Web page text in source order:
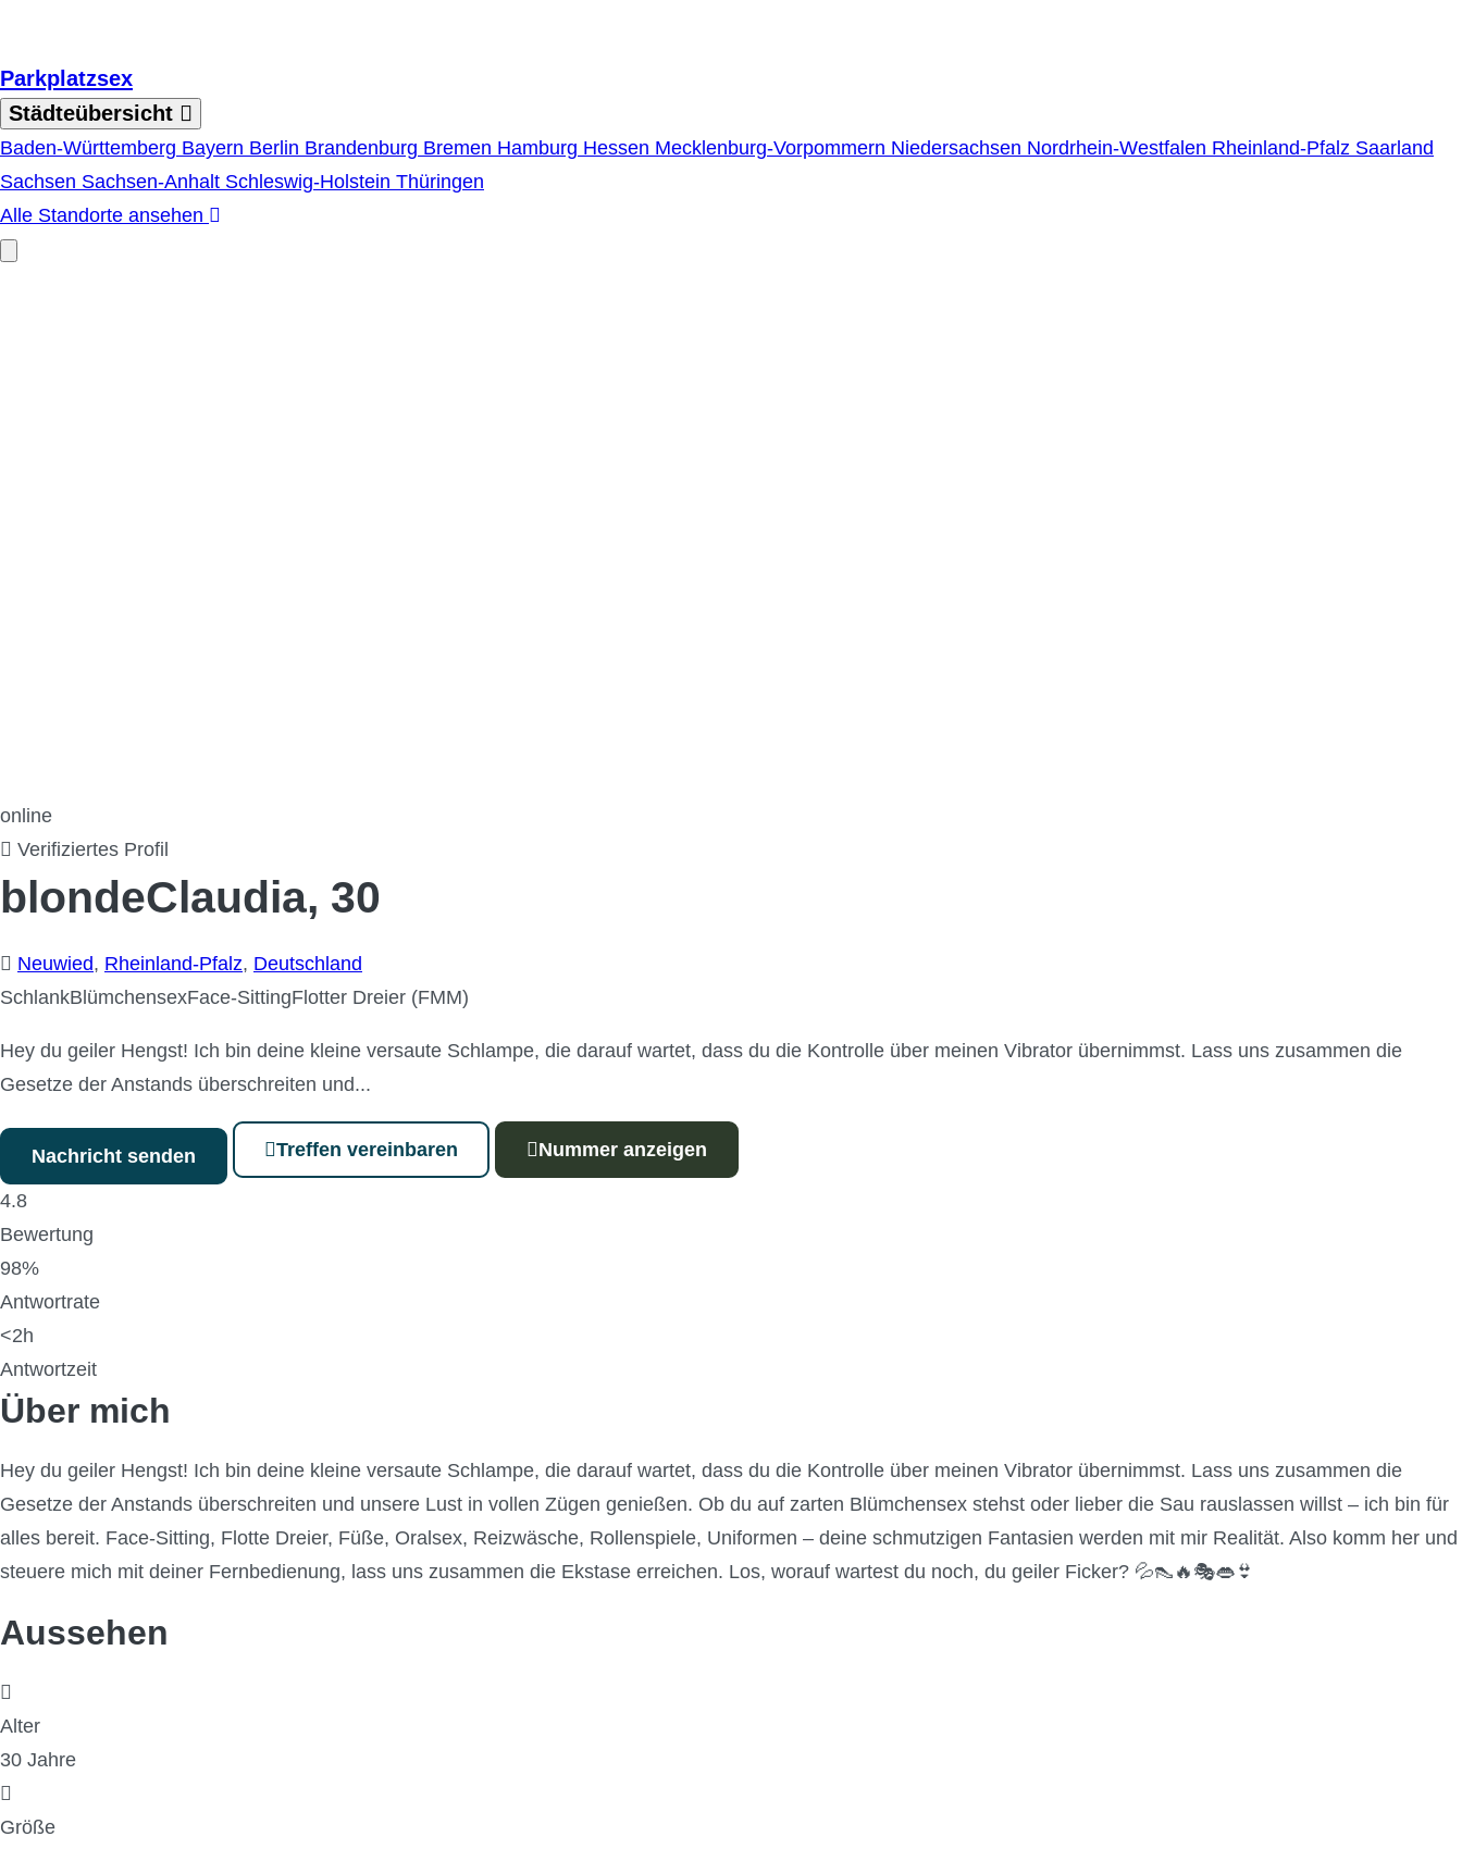
Parkplatzsex
Städteübersicht
Baden-Württemberg Bayern Berlin Brandenburg Bremen Hamburg Hessen Mecklenburg-Vorpommern Niedersachsen Nordrhein-Westfalen Rheinland-Pfalz Saarland
Sachsen Sachsen-Anhalt Schleswig-Holstein Thüringen
Alle Standorte ansehen
online
Verifiziertes Profil
blondeClaudia, 30
Neuwied, Rheinland-Pfalz, Deutschland
SchlankBlümchensexFace-SittingFlotter Dreier (FMM)
Hey du geiler Hengst! Ich bin deine kleine versaute Schlampe, die darauf wartet, dass du die Kontrolle über meinen Vibrator übernimmst. Lass uns zusammen die
Gesetze der Anstands überschreiten und...
Nachricht senden Treffen vereinbaren Nummer anzeigen
4.8
Bewertung
98%
Antwortrate
<2h
Antwortzeit
Über mich
Hey du geiler Hengst! Ich bin deine kleine versaute Schlampe, die darauf wartet, dass du die Kontrolle über meinen Vibrator übernimmst. Lass uns zusammen die
Gesetze der Anstands überschreiten und unsere Lust in vollen Zügen genießen. Ob du auf zarten Blümchensex stehst oder lieber die Sau rauslassen willst – ich bin für
alles bereit. Face-Sitting, Flotte Dreier, Füße, Oralsex, Reizwäsche, Rollenspiele, Uniformen – deine schmutzigen Fantasien werden mit mir Realität. Also komm her und
steuere mich mit deiner Fernbedienung, lass uns zusammen die Ekstase erreichen. Los, worauf wartest du noch, du geiler Ficker? 💦👠🔥🎭👄👙
Aussehen
Alter
30 Jahre
Größe